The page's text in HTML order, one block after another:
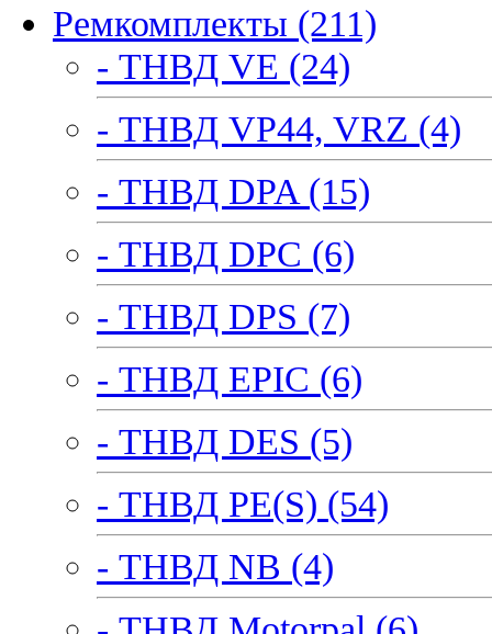
Ремкомплекты (211)
- ТНВД VE (24)
- ТНВД VP44, VRZ (4)
- ТНВД DPA (15)
- ТНВД DPC (6)
- ТНВД DPS (7)
- ТНВД EPIC (6)
- ТНВД DES (5)
- ТНВД PE(S) (54)
- ТНВД NB (4)